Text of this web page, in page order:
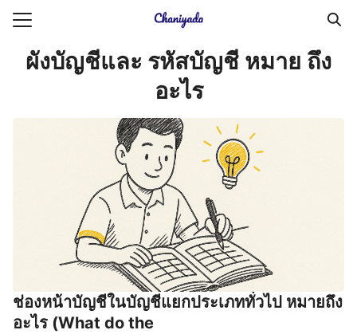
Skip
content
ญชี (Accounting service)
Search
for:ผังบัญชีและ รหัสบัญชี หมาย ถึง
อะไร
ช่องหน้าบัญชีในบัญชีแยกประเภททั่วไป หมายถึง
อะไร (What do the